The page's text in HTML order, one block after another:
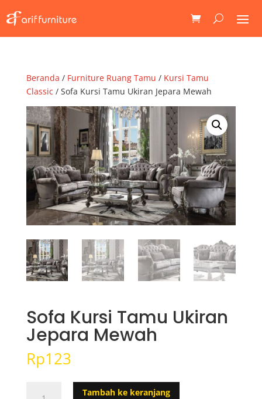
Beranda / Furniture Ruang Tamu / Kursi Tamu
Classic / Sofa Kursi Tamu Ukiran Jepara Mewah
Sofa Kursi Tamu Ukiran
Jepara Mewah
Rp123
Tambah ke keranjang